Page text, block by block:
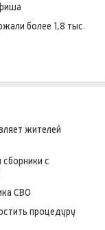
более 1,8 тыс.
жителей
с
СВО
процедуру